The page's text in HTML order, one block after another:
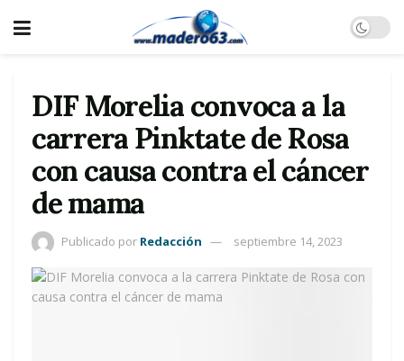
DIF Morelia convoca a la
carrera Pinktate de Rosa
con causa contra el cáncer
de mama
Publicado por Redacción septiembre 14, 2023